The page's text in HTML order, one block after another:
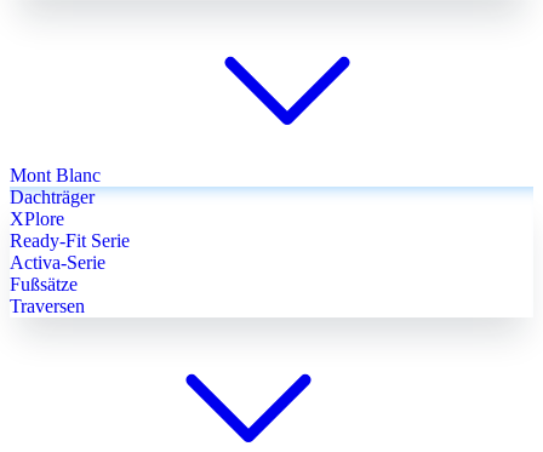
Mont Blanc
Dachträger
XPlore
Ready-Fit Serie
Activa-Serie
Fußsätze
Traversen